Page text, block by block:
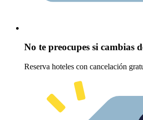
No te preocupes si cambias
Reserva hoteles con cancelación